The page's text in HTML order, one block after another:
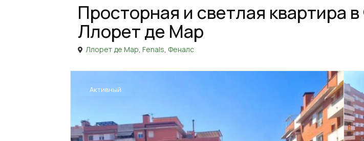
Просторная и светлая квартира
Ллорет де Мар
Ллорет де Мар, Fenals, Феналс
Активный